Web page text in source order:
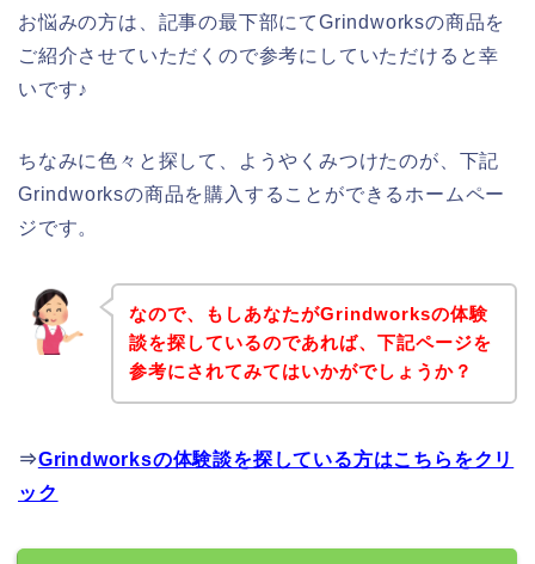
お悩みの方は、記事の最下部にてGrindworksの商品を
ご紹介させていただくので参考にしていただけると幸
いです♪
ちなみに色々と探して、ようやくみつけたのが、下記
Grindworksの商品を購入することができるホームペー
ジです。
なので、もしあなたがGrindworksの体験
談を探しているのであれば、下記ページを
参考にされてみてはいかがでしょうか？
⇒Grindworksの体験談を探している方はこちらをクリ
ック